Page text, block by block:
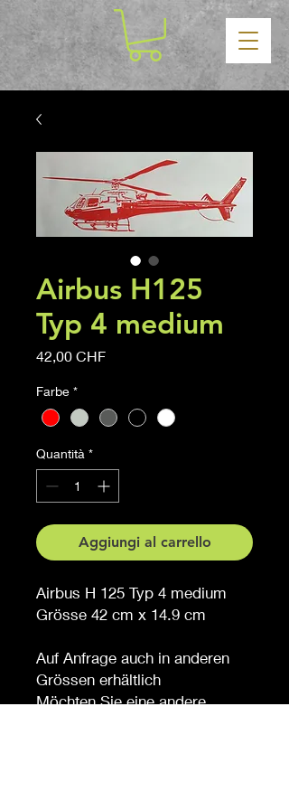
Airbus H125
Typ 4 medium
42,00 CHFPrezzo
Farbe *
Quantità *
Aggiungi al carrello
Airbus H 125 Typ 4 medium
Grösse 42 cm x 14.9 cm
Auf Anfrage auch in anderen
Grössen erhältlich
Möchten Sie eine andere